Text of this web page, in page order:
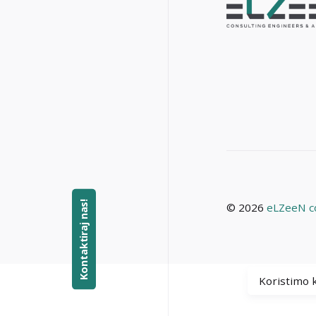
Kontaktiraj nas! © 2026 eLZeeN
Koristimo